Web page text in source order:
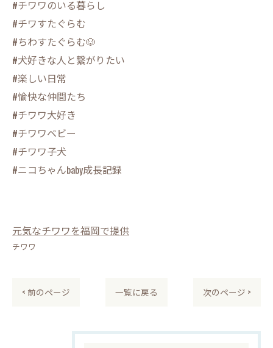
#チワワのいる暮らし
#チワすたぐらむ
#ちわすたぐらむ🐶
#犬好きな人と繋がりたい
#楽しい日常
#愉快な仲間たち
#チワワ大好き
#チワワベビー
#チワワ子犬
#ニコちゃんbaby成長記録
元気なチワワを福岡で提供
チワワ
< 前のページ 一覧に戻る 次のページ >